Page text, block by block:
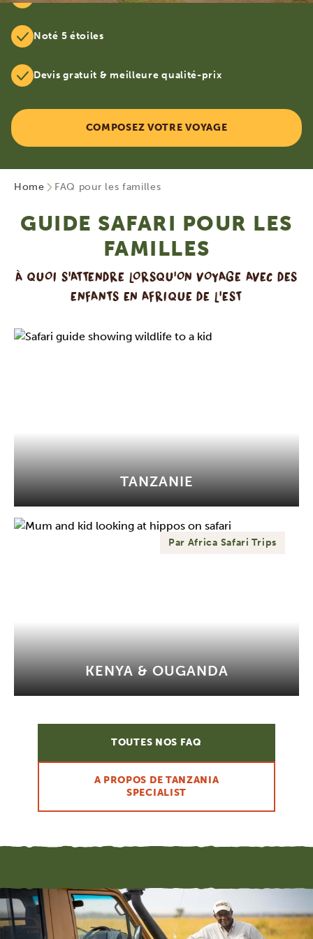
Noté 5 étoiles
Devis gratuit & meilleure qualité-prix
COMPOSEZ VOTRE VOYAGE
Home FAQ pour les familles
GUIDE SAFARI POUR LES
FAMILLES
À QUOI S'ATTENDRE LORSQU'ON VOYAGE AVEC DES
ENFANTS EN AFRIQUE DE L'EST
TANZANIE
Par Africa Safari Trips
KENYA & OUGANDA
TOUTES NOS FAQ
A PROPOS DE TANZANIA
SPECIALIST